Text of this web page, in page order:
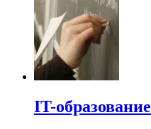
IT-образование